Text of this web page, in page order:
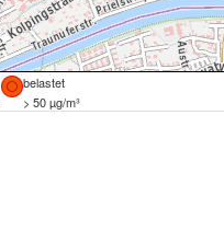
belastet
> 50 µg/m³